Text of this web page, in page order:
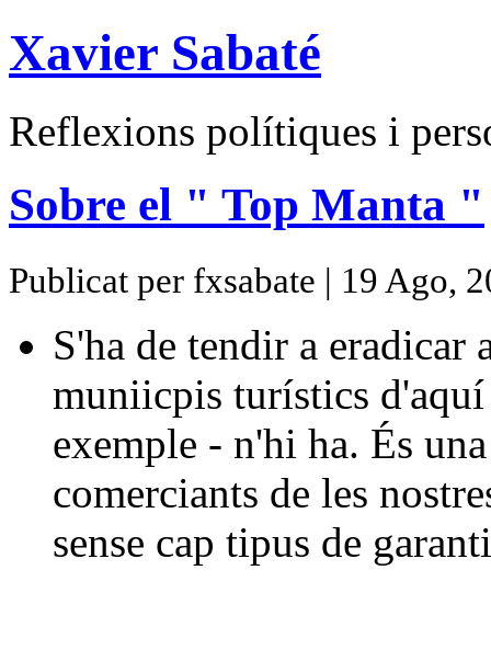
Xavier Sabaté
Reflexions polítiques i
Sobre el " Top Manta "
Publicat per fxsabate | 19 Ago,
S'ha de tendir a eradicar
muniicpis turístics
exemple - n'hi ha. És
comerciants de les
sense cap tipus de